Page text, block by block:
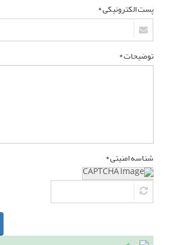
پست الکترونیکی *
توضیحات *
شناسه امنیتی *